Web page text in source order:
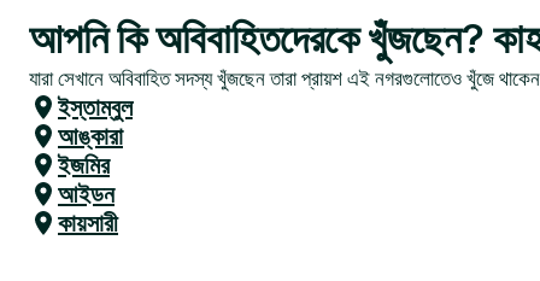
আপনি কি অবিবাহিতদেরকে খুঁজছেন?
যারা সেখানে অবিবাহিত সদস্য খুঁজছেন তারা প্রায়শ এই নগরগুলোতেও খুঁজে
ইস্তাম্বুল
আঙ্কারা
ইজমির
আইডন
কায়সারী